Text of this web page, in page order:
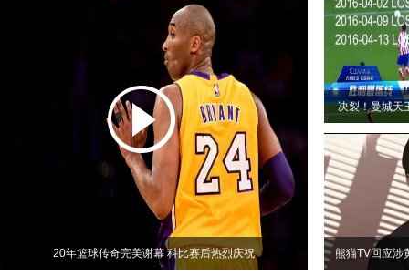
20年篮球传奇完美谢幕 科比赛后热烈庆祝
决裂！曼城天
熊猫TV回应涉